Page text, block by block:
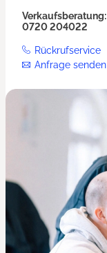
Verkaufsberatung:
0720 204022
Rückrufservice
Anfrage senden